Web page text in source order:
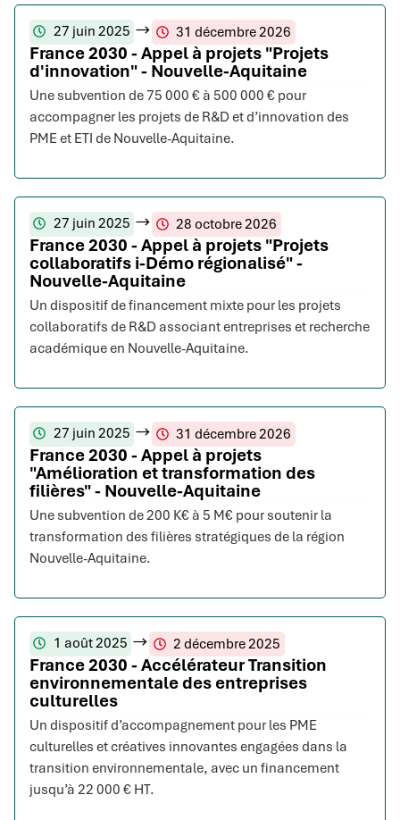
27 juin 2025 31 décembre 2026
France 2030 - Appel à projets "Projets
d'innovation" - Nouvelle-Aquitaine
Une subvention de 75 000 € à 500 000 € pour
accompagner les projets de R&D et d’innovation des
PME et ETI de Nouvelle-Aquitaine.
27 juin 2025 28 octobre 2026
France 2030 - Appel à projets "Projets
collaboratifs i-Démo régionalisé" -
Nouvelle-Aquitaine
Un dispositif de financement mixte pour les projets
collaboratifs de R&D associant entreprises et recherche
académique en Nouvelle-Aquitaine.
27 juin 2025 31 décembre 2026
France 2030 - Appel à projets
"Amélioration et transformation des
filières" - Nouvelle-Aquitaine
Une subvention de 200 K€ à 5 M€ pour soutenir la
transformation des filières stratégiques de la région
Nouvelle-Aquitaine.
1 août 2025 2 décembre 2025
France 2030 - Accélérateur Transition
environnementale des entreprises
culturelles
Un dispositif d’accompagnement pour les PME
culturelles et créatives innovantes engagées dans la
transition environnementale, avec un financement
jusqu’à 22 000 € HT.